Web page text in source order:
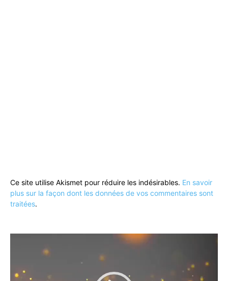
Ce site utilise Akismet pour réduire les indésirables. En savoir
plus sur la façon dont les données de vos commentaires sont
traitées.